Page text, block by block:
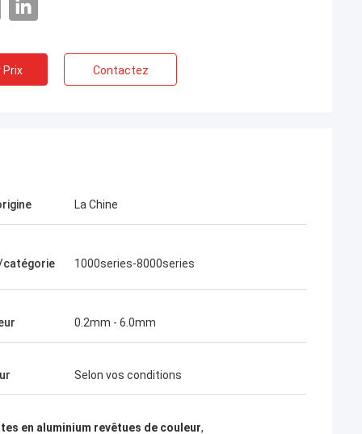
délai de livraison des marchandises était
reçues sur 2021.1.20 et la qualité des
Prix Contactez
La Chine
catégorie 1000series-8000series
0.2mm - 6.0mm
Selon vos conditions
en aluminium revêtues de couleur,